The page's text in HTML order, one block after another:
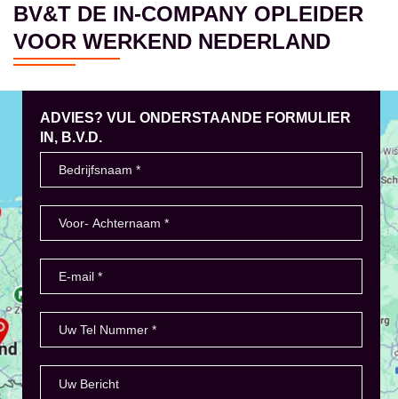
BV&T DE IN-COMPANY OPLEIDER
VOOR WERKEND NEDERLAND
ADVIES? VUL ONDERSTAANDE FORMULIER
IN, B.V.D.